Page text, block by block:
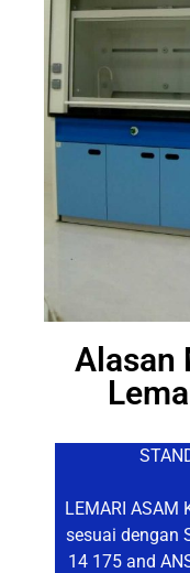
Alasan
LEMARI ASAM
sesuai dengan
14 175 and